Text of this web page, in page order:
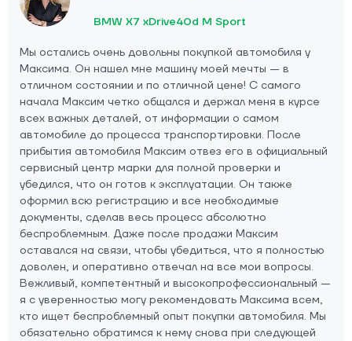
BMW X7 xDrive40d M Sport
Мы остались очень довольны покупкой автомобиля у
Максима. Он нашел мне машину моей мечты — в
отличном состоянии и по отличной цене! С самого
начала Максим четко общался и держал меня в курсе
всех важных деталей, от информации о самом
автомобиле до процесса транспортировки. После
прибытия автомобиля Максим отвез его в официальный
сервисный центр марки для полной проверки и
убедился, что он готов к эксплуатации. Он также
оформил всю регистрацию и все необходимые
документы, сделав весь процесс абсолютно
беспроблемным. Даже после продажи Максим
оставался на связи, чтобы убедиться, что я полностью
доволен, и оперативно отвечал на все мои вопросы.
Вежливый, компетентный и высокопрофессиональный —
я с уверенностью могу рекомендовать Максима всем,
кто ищет беспроблемный опыт покупки автомобиля. Мы
обязательно обратимся к нему снова при следующей